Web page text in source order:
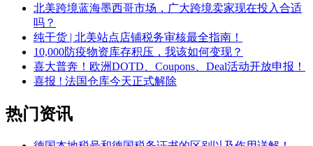
北美跨境蓝海墨西哥市场，广大跨境卖家现在投入合适
吗？
纯干货 | 北美站点店铺税务审核最全指南！
10,000防疫物资库存积压，我该如何变现？
喜大普奔！欧洲DOTD、Coupons、Deal活动开放申报！
喜报 ! 法国仓库今天正式解除
热门资讯